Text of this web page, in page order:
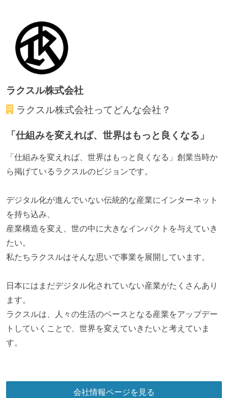
労働環境の自由度
フレックスタイム制または裁量労働制を採用している
メンバーの多様性
外国籍の開発メンバーがいる
開発メンバーの新卒採用を実施している
待遇・福利厚生
職業安定法に対応する記載事項
置）
ラクスル株式会社
ラクスル株式会社ってどんな会社？
「仕組みを変えれば、世界はもっと良くなる」
「仕組みを変えれば、世界はもっと良くなる」創業当時か
ら掲げているラクスルのビジョンです。
デジタル化が進んでいない伝統的な産業にインターネット
を持ち込み、
産業構造を変え、世の中に大きなインパクトを与えていき
たい。
私たちラクスルはそんな思いで事業を展開しています。
日本にはまだデジタル化されていない産業がたくさんあり
ます。
ラクスルは、人々の生活のベースとなる産業をアップデー
トしていくことで、世界を変えていきたいと考えていま
す。
会社情報ページを見る